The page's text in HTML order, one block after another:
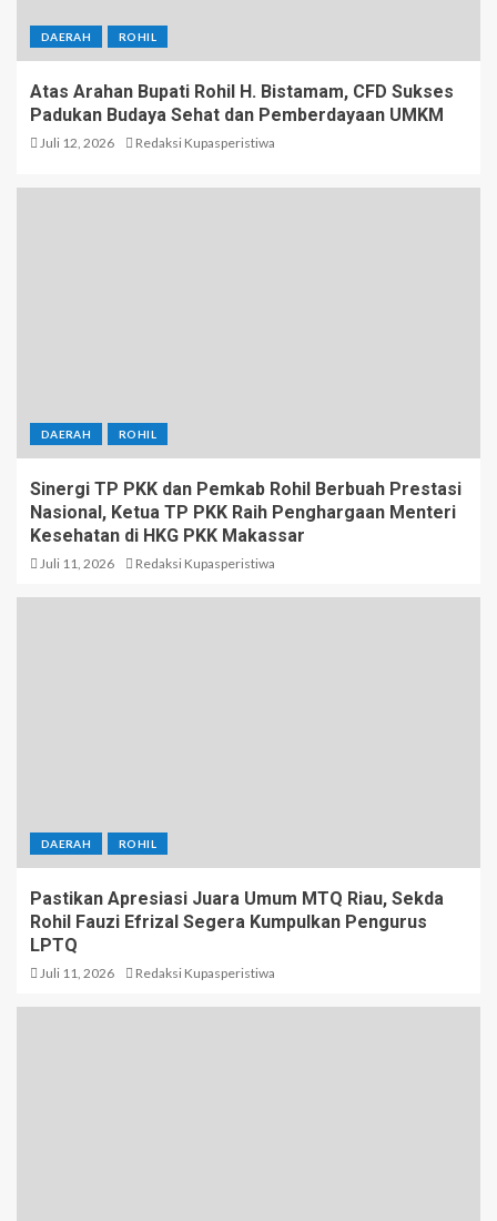
DAERAH ROHIL
Atas Arahan Bupati Rohil H. Bistamam, CFD Sukses
Padukan Budaya Sehat dan Pemberdayaan UMKM
Juli 12, 2026 Redaksi Kupasperistiwa
DAERAH ROHIL
Sinergi TP PKK dan Pemkab Rohil Berbuah Prestasi
Nasional, Ketua TP PKK Raih Penghargaan Menteri
Kesehatan di HKG PKK Makassar
Juli 11, 2026 Redaksi Kupasperistiwa
DAERAH ROHIL
Pastikan Apresiasi Juara Umum MTQ Riau, Sekda
Rohil Fauzi Efrizal Segera Kumpulkan Pengurus
LPTQ
Juli 11, 2026 Redaksi Kupasperistiwa